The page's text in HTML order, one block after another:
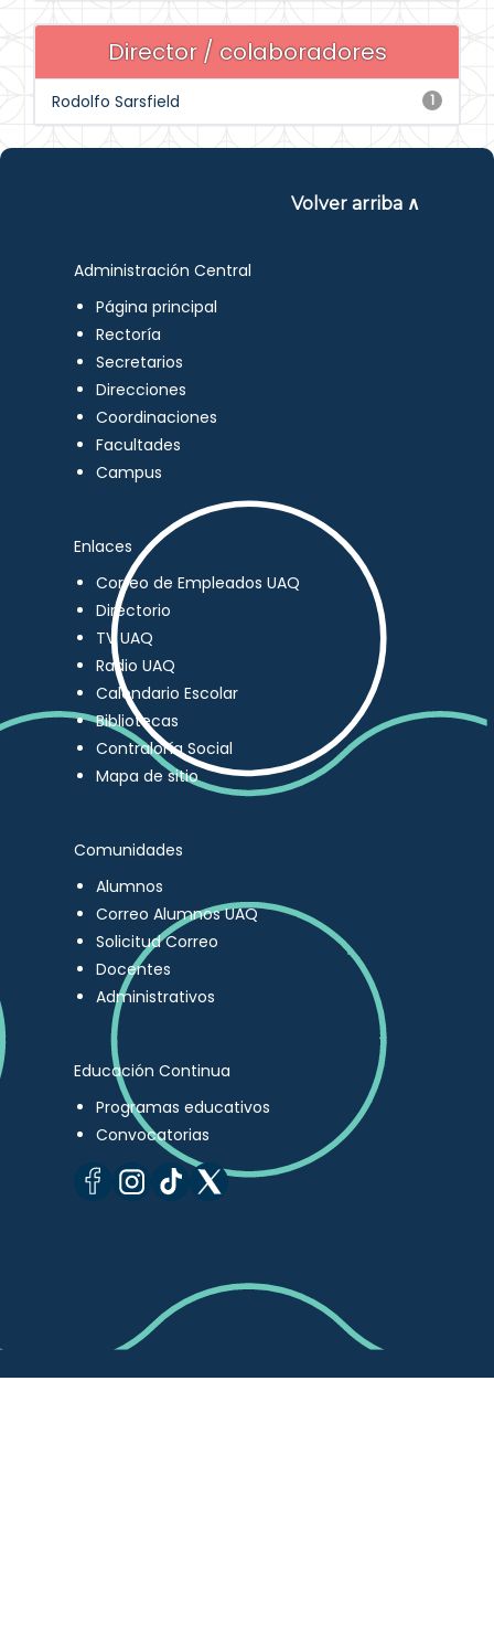
Director / colaboradores
1
Rodolfo Sarsfield
Volver arriba ∧
Administración Central
Página principal
Rectoría
Secretarios
Direcciones
Coordinaciones
Facultades
Campus
Enlaces
Correo de Empleados UAQ
Directorio
TV UAQ
Radio UAQ
Calendario Escolar
Bibliotecas
Contraloría Social
Mapa de sitio
Comunidades
Alumnos
Correo Alumnos UAQ
Solicitud Correo
Docentes
Administrativos
Educación Continua
Programas educativos
Convocatorias